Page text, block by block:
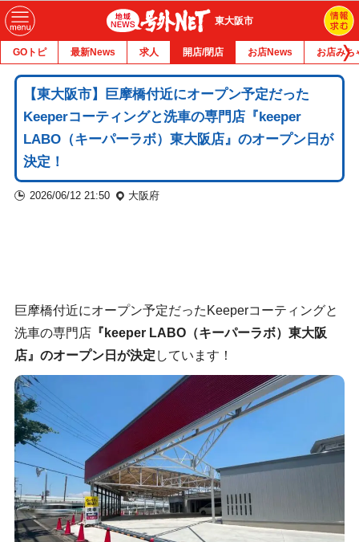
東大阪市
GOトピ 最新News 求人 開店/閉店 お店News お店みち
【東大阪市】巨摩橋付近にオープン予定だった
Keeperコーティングと洗車の専門店『keeper
LABO（キーパーラボ）東大阪店』のオープン日が
決定！
2026/06/12 21:50 大阪府
巨摩橋付近にオープン予定だったKeeperコーティングと
洗車の専門店『keeper LABO（キーパーラボ）東大阪
店』のオープン日が決定 しています！